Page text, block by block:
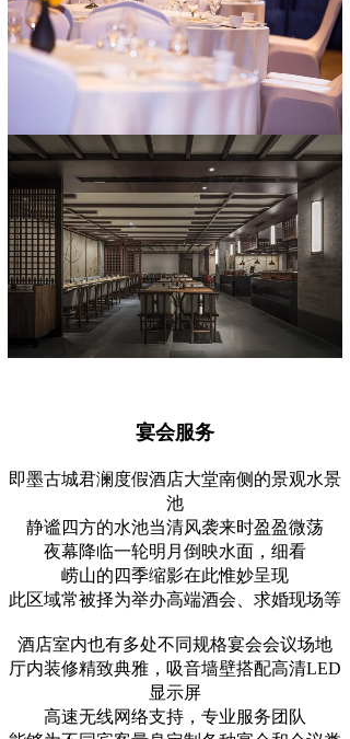
宴会服务
即墨古城君澜度假酒店大堂南侧的景观水景
池
静谧四方的水池当清风袭来时盈盈微荡
夜幕降临一轮明月倒映水面，细看
崂山的四季缩影在此惟妙呈现
此区域常被择为举办高端酒会、求婚现场等
酒店室内也有多处不同规格宴会会议场地
厅内装修精致典雅，吸音墙壁搭配高清LED
显示屏
高速无线网络支持，专业服务团队